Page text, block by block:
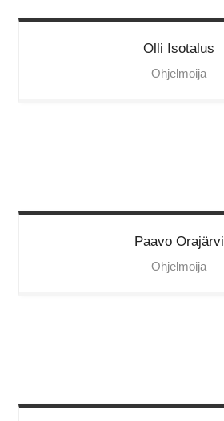
Olli Isotalus
Ohjelmoija
Paavo Orajärvi
Ohjelmoija